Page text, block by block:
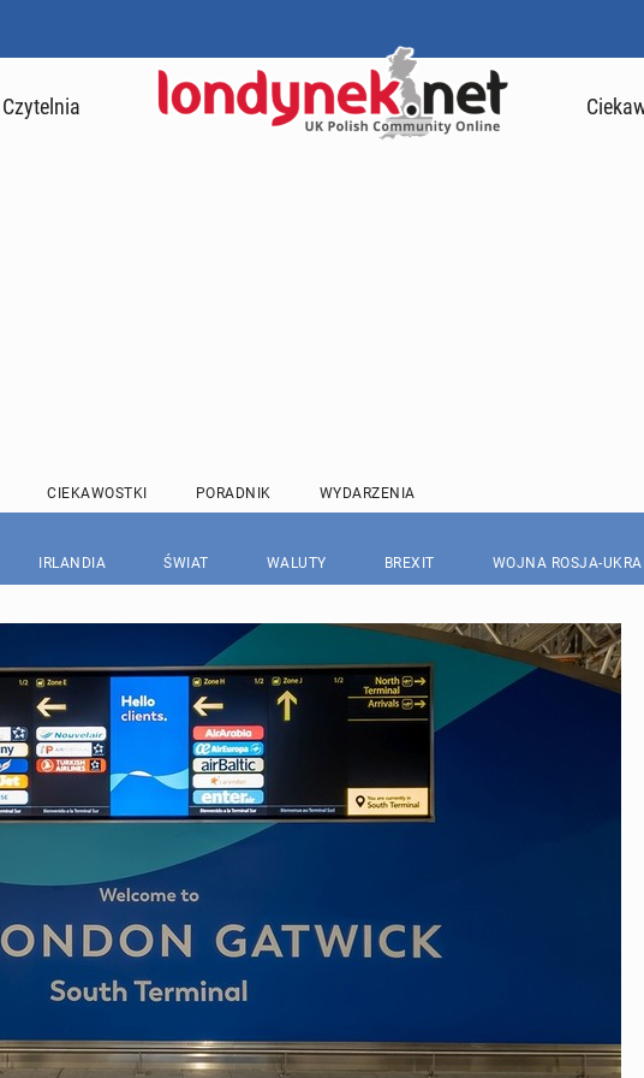
Czytelnia
CIEKAWOSTKI PORADNIK WYDARZENIA
IRLANDIA ŚWIAT WALUTY BREXIT WOJNA ROSJA-